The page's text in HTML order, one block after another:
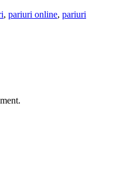
, pariuri online, pariuri